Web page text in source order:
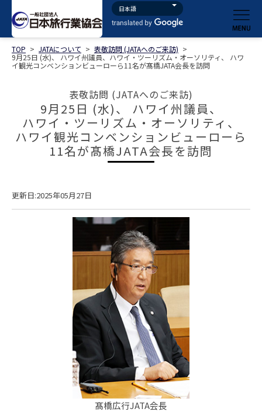
TOP > JATAについて > 表敬訪問 (JATAへのご来訪) >
9月25日 (水)、 ハワイ州議員、ハワイ・ツーリズム・オーソリティ、 ハワ
イ観光コンベンションビューローら11名が髙橋JATA会長を訪問
表敬訪問 (JATAへのご来訪)
9月25日 (水)、 ハワイ州議員、
ハワイ・ツーリズム・オーソリティ、
ハワイ観光コンベンションビューローら
11名が髙橋JATA会長を訪問
更新日:2025年05月27日
髙橋広行JATA会長